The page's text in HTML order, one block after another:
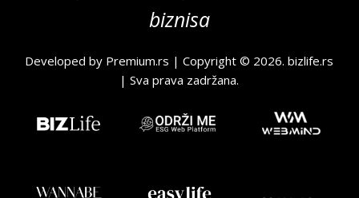
biznisa
Developed by Premium.rs | Copyright © 2026.bizlife.rs
| Sva prava zadržana.